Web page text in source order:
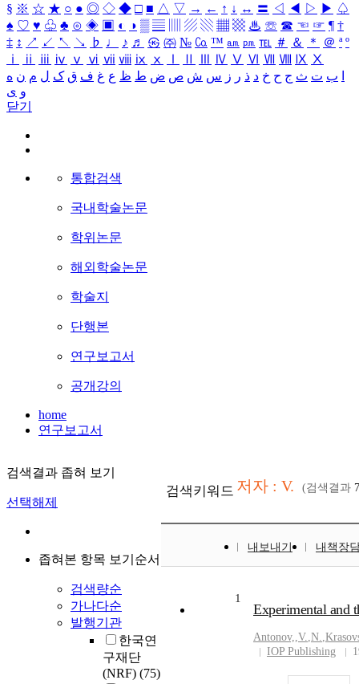
§ ※ ☆ ★ ○ ● ◎ ◇ ◆ □ ■ △ ▽ → ← ↑ ↓ ↔ 〓 ◁ ◀ ▷ ▶ ♤
♠ ♡ ♥ ♧ ♣ ⊙ ◈ ▣ ◐ ◑ ▒ ▤ ▨ ▧ ▦ ▩ ♨ ☏ ☎ ☜ ☞ ¶ †
‡ ↕ ↗ ↙ ↖ ↘ ♭ ♩ ♪ ♬ ㉿ ㈜ № ㏇ ™ ㏂ ㏘ ℡ ＃ ＆ ＊ ＠ ª º
ⅰ
ⅱ ⅲ ⅳ ⅴ ⅵ ⅶ ⅷ ⅸ ⅹ Ⅳ Ⅴ Ⅵ Ⅶ Ⅷ Ⅸ Ⅹ
ب ت ث ج ح خ د ذ ر ز س ش ص ض ط ظ ع غ ف ق ک ل م ن ه
و ی
닫기
통합검색
국내학술논문
학위논문
해외학술논문
학술지
단행본
연구보고서
공개강의
home
연구보고서
검색결과 좁혀 보기
선택해제
좁혀본 항목 보기순서
검색량순
가나다순
발행기관
한국연
구재단
(NRF) (75)
검색키워드 저자 : V. (검색결과
내보내기 내책장
1
Experimental and
Antonov,,V.,N.,
IOP Publishing